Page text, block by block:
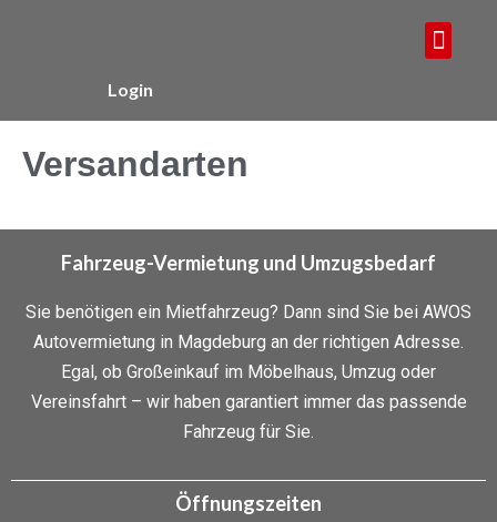
Login
Versandarten
Fahrzeug-Vermietung und Umzugsbedarf
Sie benötigen ein Mietfahrzeug? Dann sind Sie bei AWOS
Autovermietung in Magdeburg an der richtigen Adresse.
Egal, ob Großeinkauf im Möbelhaus, Umzug oder
Vereinsfahrt – wir haben garantiert immer das passende
Fahrzeug für Sie.
Öffnungszeiten